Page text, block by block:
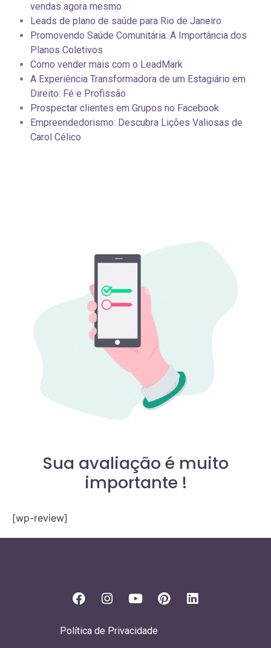
vendas agora mesmo
Leads de plano de saúde para Rio de Janeiro
Promovendo Saúde Comunitária: A Importância dos
Planos Coletivos
Como vender mais com o LeadMark
A Experiência Transformadora de um Estagiário em
Direito: Fé e Profissão
Prospectar clientes em Grupos no Facebook
Empreendedorismo: Descubra Lições Valiosas de
Carol Célico
Sua avaliação é muito
importante !
[wp-review]
Política de Privacidade